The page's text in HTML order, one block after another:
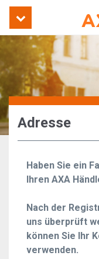
Adresse
Haben Sie ein
Ihren AXA
Nach der
uns überprüft
können Sie Ihr
verwenden.